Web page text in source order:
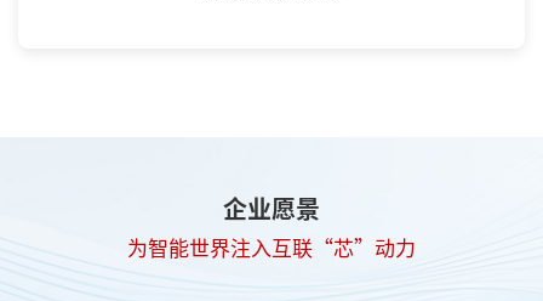
企业愿景
为智能世界注入互联“芯”动力